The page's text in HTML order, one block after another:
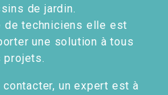
de jardin.
de techniciens elle est
une solution à tous
projets.
un expert est à